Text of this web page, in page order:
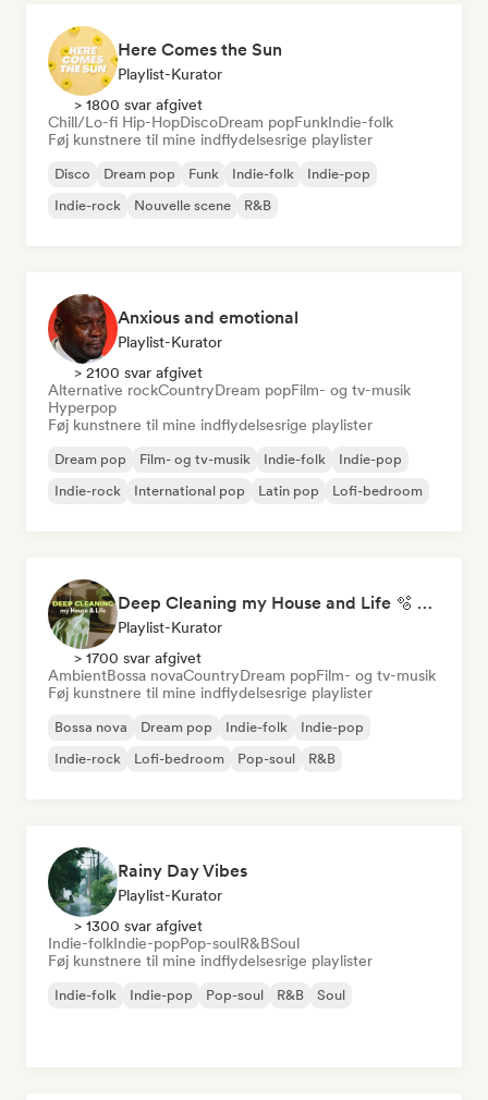
Here Comes the Sun
Playlist-Kurator
> 1800 svar afgivet
Chill/Lo-fi Hip-HopDiscoDream popFunkIndie-folk
Føj kunstnere til mine indflydelsesrige playlister
Disco Dream pop Funk Indie-folk
Indie-pop
Indie-rock
Nouvelle scene R&B
Anxious and emotional
Playlist-Kurator
> 2100 svar afgivet
Alternative rockCountryDream popFilm- og tv-musik
Hyperpop
Føj kunstnere til mine indflydelsesrige playlister
Dream pop Film- og tv-musik Indie-folk
Indie-pop
Indie-rock
International pop Latin pop Lofi-bedroom
Deep Cleaning my House and Life 🫧 Bedroom Pop & Indie Pop
Playlist-Kurator
> 1700 svar afgivet
AmbientBossa novaCountryDream popFilm- og tv-musik
Føj kunstnere til mine indflydelsesrige playlister
Bossa nova Dream pop Indie-folk
Indie-pop
Indie-rock
Lofi-bedroom Pop-soul R&B
Rainy Day Vibes
Playlist-Kurator
> 1300 svar afgivet
Indie-folkIndie-popPop-soulR&BSoul
Føj kunstnere til mine indflydelsesrige playlister
Indie-folk Indie-pop Pop-soul R&B Soul